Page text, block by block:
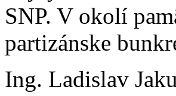
SNP. V okolí
partizánske
Ing. Ladislav